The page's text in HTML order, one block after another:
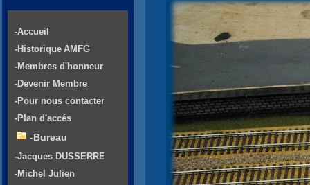
-Accueil
-Historique AMFG
-Membres d'honneur
-Devenir Membre
-Pour nous contacter
-Plan d'accés
-Bureau
-Jacques DUSSERRE
-Michel Julien